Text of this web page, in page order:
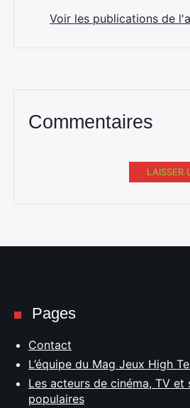
Voir les publications de
Commentaires
LAISSER
Pages
Contact
L’équipe du Mag Jeux High
Les acteurs de cinéma, TV et
populaires